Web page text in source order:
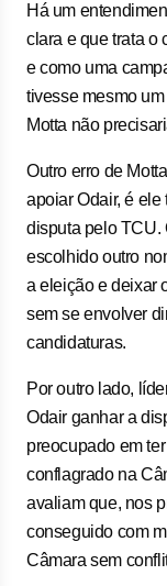
Há um
clara e que trata o
e como uma
tivesse mesmo
Motta não
Outro erro de
apoiar Odair, é ele
disputa pelo TCU.
escolhido outro
a eleição e deixar
sem se envolver
candidaturas.
Por outro lado,
Odair ganhar a
preocupado em
conflagrado na
avaliam que, nos
conseguido com
Câmara sem